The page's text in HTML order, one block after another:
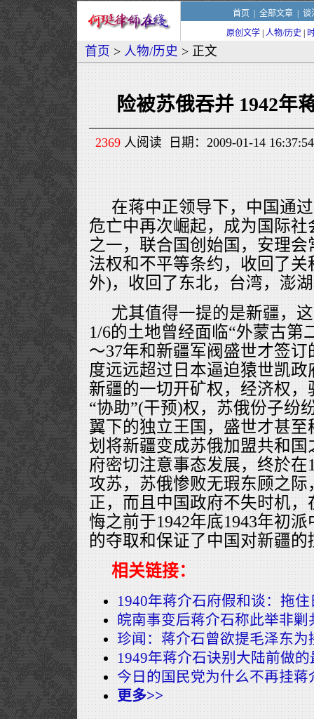
首页 全部文章| 谈
原创文学 人物/历史
首页 > 人物/历史 > 正文
险被苏俄吞并 1942年
2369人阅读 日期：2009-01-14
在蒋中正领导下，中国通
危亡中再次崛起，成为国际
之一，联合国创始国，安理
法权和不平等条约，收回了
外)，收回了东北，台湾，澎
尤其值得一提的是新疆，
1/6的土地曾经面临“外蒙古第
～37年和新疆军阀盛世才签
度远远超过日本逼迫猿世凯
新疆的一切开矿权，经济权
“协助”(干预)权，苏俄份子纷
翼下的独立王国，盛世才甚
划将新疆变成苏俄加盟共和
府密切注意事态发展，终於在
攻苏，苏俄惨败无瑕东顾之
正，而且中国政府不失时机
悔之前于1942年底1943年初
的夺取和保证了中国对新疆的
相关链接：
1940年蒋介石府假和谈：拖
皖南事变后蒋介石称此举非
珍闻：蒋介石曾欲提毛泽东为
1949年蒋介石诀别大陆前做
今日的国民党为什么不再挂蒋
更多>>